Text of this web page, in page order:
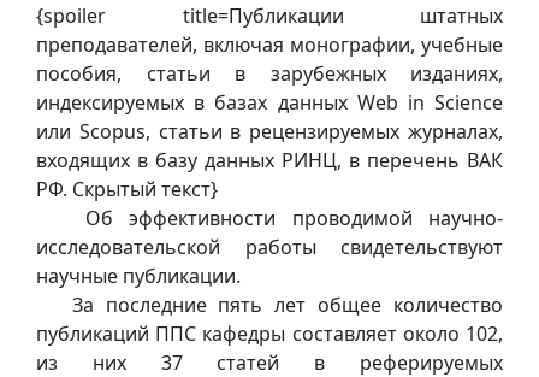
{spoiler title=Публикации штатных
преподавателей, включая монографии, учебные
пособия, статьи в зарубежных изданиях,
индексируемых в базах данных Web in Science
или Scopus, статьи в рецензируемых журналах,
входящих в базу данных РИНЦ, в перечень ВАК
РФ. Скрытый текст}
Об эффективности проводимой научно-
исследовательской работы свидетельствуют
научные публикации.
За последние пять лет общее количество
публикаций ППС кафедры составляет около 102,
из них 37 статей в реферируемых